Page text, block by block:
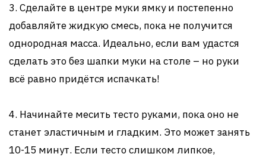
3. Сделайте в центре муки ямку и постепенно
добавляйте жидкую смесь, пока не получится
однородная масса. Идеально, если вам удастся
сделать это без шапки муки на столе – но руки
всё равно придётся испачкать!
4. Начинайте месить тесто руками, пока оно не
станет эластичным и гладким. Это может занять
10-15 минут. Если тесто слишком липкое,